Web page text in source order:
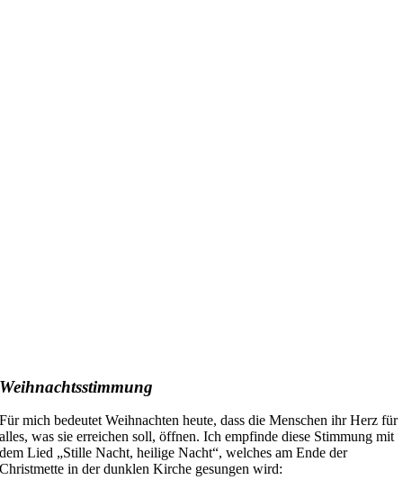
Weihnachtsstimmung
Für mich bedeutet Weihnachtenheute, dass die Menschen ihrHerz für
alles, was sie erreichen soll, öffnen. Ich empfinde diese Stimmung mit
dem Lied „Stille Nacht, heilige Nacht“, welches am Ende der
Christmette in der dunklen Kirche gesungen wird: